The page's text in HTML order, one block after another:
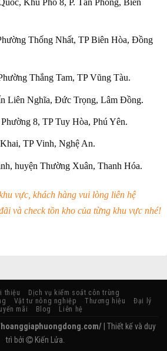
Thống Nhất, TP Biên Hòa, Đồng
Thắng Tam, TP Vũng Tàu.
Liên Nghĩa, Đức Trọng, Lâm Đồng.
8, TP Tuy Hòa, Phú Yên.
TP Vinh, Nghệ An.
huyện Thường Xuân, Thanh Hóa.
vực, khách hàng vui lòng liên hệ
và check tồn kho của từng khu vực nhé!
thiệu
Dịch vụ kiểm soát côn trùng
Vật tư nông nghiệp Thương hiệu
Đại lý
mãi
Blog Liên hệ
hoanggiaphuongdong.com/| Thiết kế và duy
trì bởi
Kiến Lửa.